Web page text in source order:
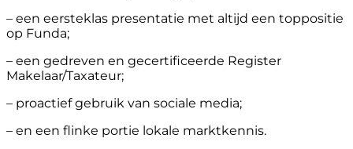
– een eersteklas presentatie met altijd een toppositie
op Funda;
– een gedreven en gecertificeerde Register
Makelaar/Taxateur;
– proactief gebruik van sociale media;
– en een flinke portie lokale marktkennis.